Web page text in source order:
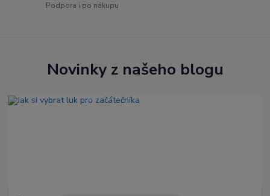
Podpora i po nákupu
Novinky z našeho blogu